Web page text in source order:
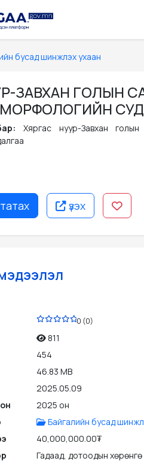
бусад шинжлэх ухаан
ЗАВХАН ГОЛЫН
Хяргас нуур-Завхан
татах үзэх
0 (0)
811
454
46.83 MB
2025.05.09
2025 он
Байгалийн бусад
40,000,000.00₮
Гадаад, дотоодын